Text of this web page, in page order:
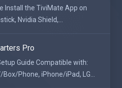
Install the TiviMate App on
Nvidia Shield,...
Pro
Guide Compatible with:
Phone, iPhone/iPad, LG...